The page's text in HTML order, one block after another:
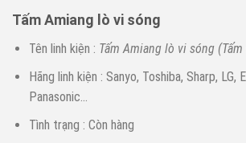
Tấm Amiang lò vi sóng
Tên linh kiện : Tấm Amiang lò vi sóng (Tấm
Hãng linh kiện : Sanyo, Toshiba, Sharp, LG,
Panasonic…
Tình trạng : Còn hàng